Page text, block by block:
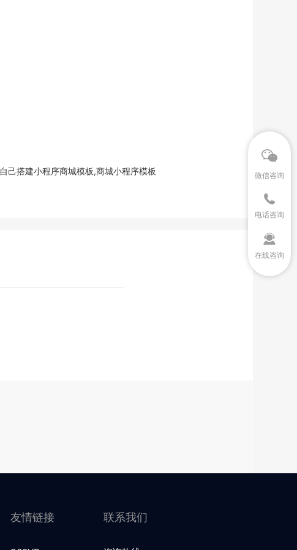
自己搭建小程序商城模板,商城小程序模板
友情链接 联系我们
微信咨询
电话咨询
在线咨询